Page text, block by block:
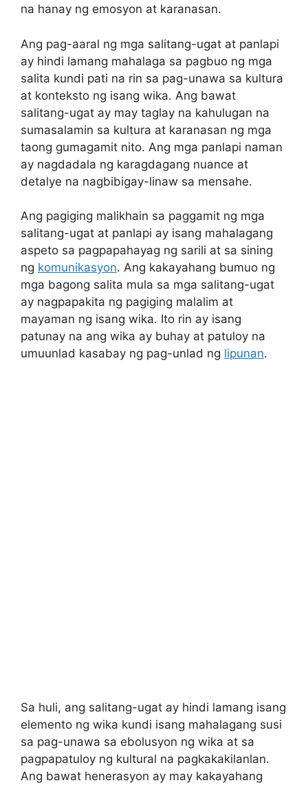
na hanay ng emosyon at karanasan.
Ang pag-aaral ng mga salitang-ugat at panlapi
ay hindi lamang mahalaga sa pagbuo ng mga
salita kundi pati na rin sa pag-unawa sa kultura
at konteksto ng isang wika. Ang bawat
salitang-ugat ay may taglay na kahulugan na
sumasalamin sa kultura at karanasan ng mga
taong gumagamit nito. Ang mga panlapi naman
ay nagdadala ng karagdagang nuance at
detalye na nagbibigay-linaw sa mensahe.
Ang pagiging malikhain sa paggamit ng mga
salitang-ugat at panlapi ay isang mahalagang
aspeto sa pagpapahayag ng sarili at sa sining
ng komunikasyon. Ang kakayahang bumuo ng
mga bagong salita mula sa mga salitang-ugat
ay nagpapakita ng pagiging malalim at
mayaman ng isang wika. Ito rin ay isang
patunay na ang wika ay buhay at patuloy na
umuunlad kasabay ng pag-unlad ng lipunan.
Sa huli, ang salitang-ugat ay hindi lamang isang
elemento ng wika kundi isang mahalagang susi
sa pag-unawa sa ebolusyon ng wika at sa
pagpapatuloy ng kultural na pagkakakilanlan.
Ang bawat henerasyon ay may kakayahang